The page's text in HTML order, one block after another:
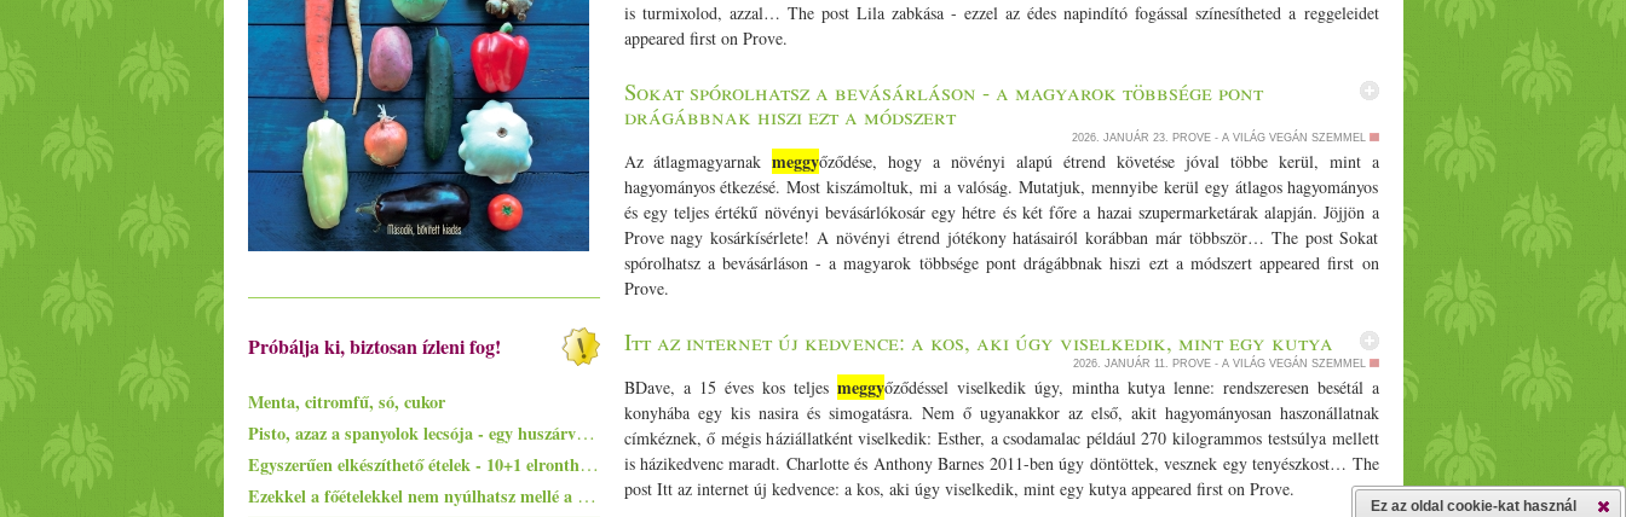
Próbálja ki, biztosan ízleni fog!
Menta, citromfű, só, cukor
Pisto, azaz a spanyolok lecsója - egy huszárvágással tesszük laktatóbbá
Egyszerűen elkészíthető ételek - 10+1 elronthatatlan recept kezdő konyhatündéreknek
Ezekkel a főételekkel nem nyúlhatsz mellé a hőségben - 5+1 kánikularecept
is turmixolod, azzal… The post Lila zabkása - ezzel az édes napindító fogással színesítheted a reggeleidet
appeared first on Prove.
Sokat spórolhatsz a bevásárláson - a magyarok többsége pont
drágábbnak hiszi ezt a módszert
2026. JANUÁR 23. PROVE - A VILÁG VEGÁN SZEMMEL
Az átlagmagyarnakmeggyőződése, hogy a növényi alapú étrend követése jóval többe kerül, mint a
hagyományos étkezésé. Most kiszámoltuk, mi a valóság. Mutatjuk, mennyibe kerül egy átlagos hagyományos
és egy teljes értékű növényi bevásárlókosár egy hétre és két főre a hazai szupermarketárak alapján. Jöjjön a
Prove nagy kosárkísérlete! A növényi étrend jótékony hatásairól korábban már többször… The post Sokat
spórolhatsz a bevásárláson - a magyarok többsége pont drágábbnak hiszi ezt a módszert appeared first on
Prove.
Itt az internet új kedvence: a kos, aki úgy viselkedik, mint egy kutya
2026. JANUÁR 11. PROVE - A VILÁG VEGÁN SZEMMEL
BDave, a 15 éves kos teljes meggyőződéssel viselkedik úgy, mintha kutya lenne: rendszeresen besétál a
konyhába egy kis nasira és simogatásra. Nem ő ugyanakkor az első, akit hagyományosan haszonállatnak
címkéznek, ő mégis háziállatként viselkedik: Esther, a csodamalac például 270 kilogrammos testsúlya mellett
is házikedvenc maradt. Charlotte és Anthony Barnes 2011-ben úgy döntöttek, vesznek egy tenyészkost… The
post Itt az internet új kedvence: a kos, aki úgy viselkedik, mint egy kutya appeared first on Prove.
Ez az oldal cookie-kat használ